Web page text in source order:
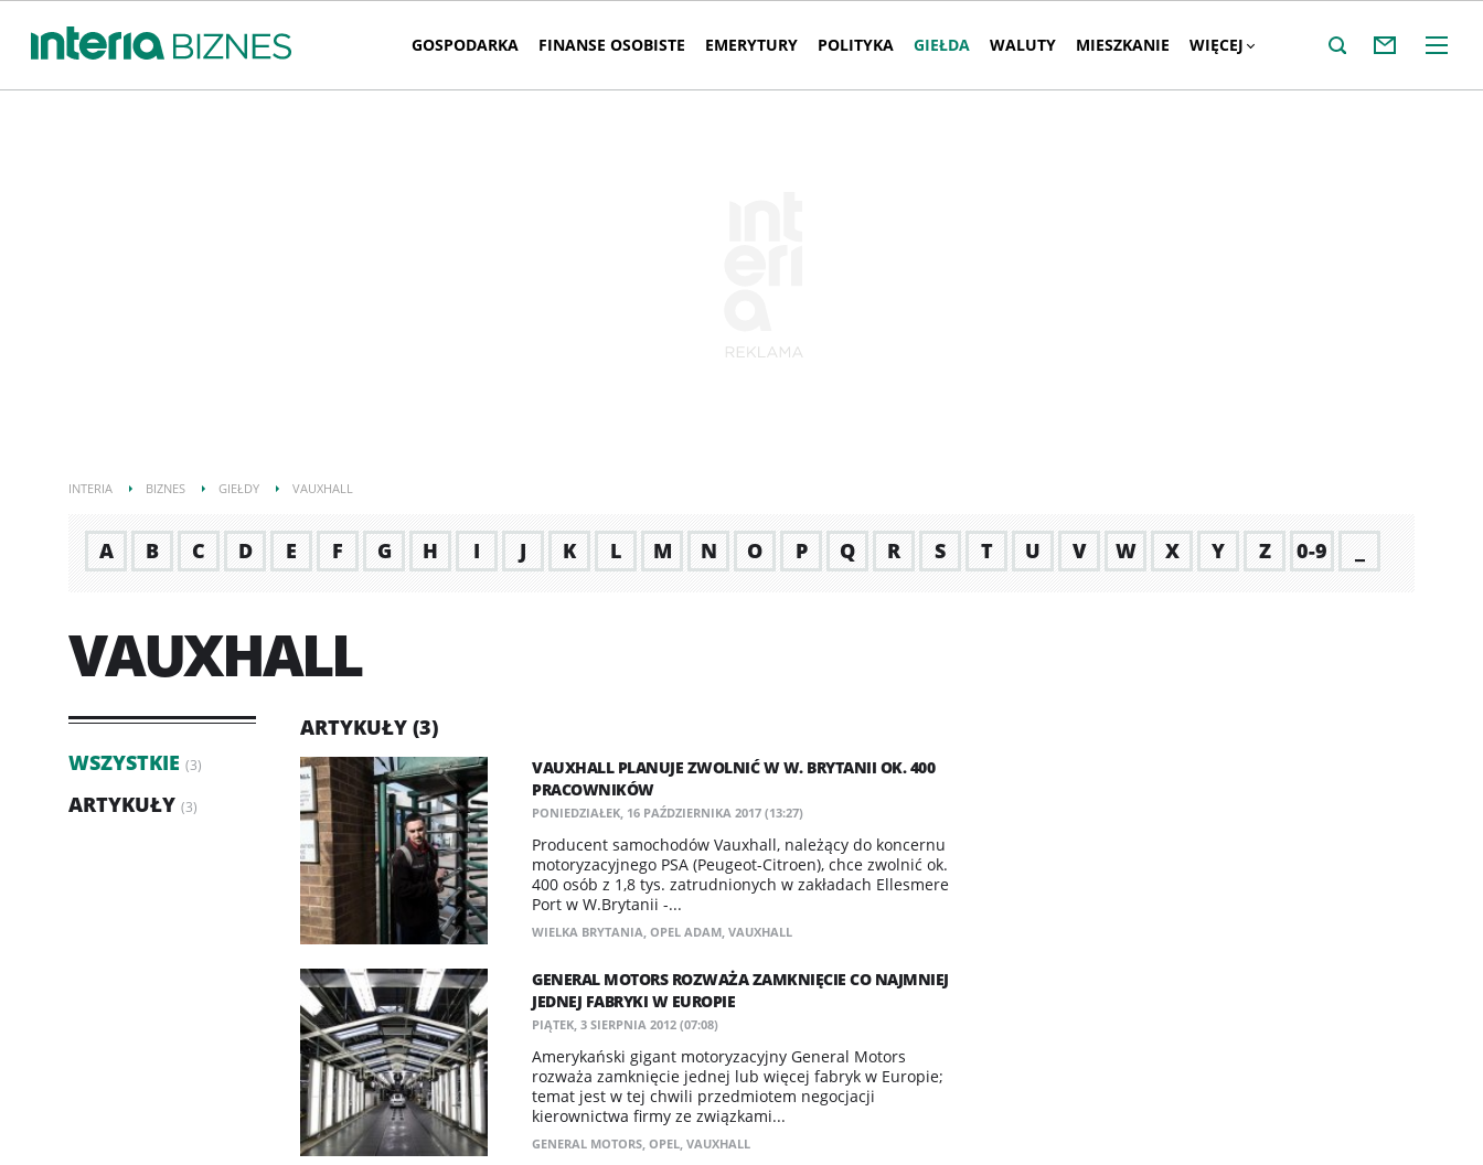
GOSPODARKA FINANSE OSOBISTE EMERYTURY POLITYKA GIEŁDA WALUTY MIESZKANIE WIĘCEJ
INTERIA BIZNES GIEŁDY VAUXHALL
A B C D E F G H I J K L M N O P Q R S T U V W X Y Z 0-9
VAUXHALL
WSZYSTKIE (3)
ARTYKUŁY (3)
ARTYKUŁY (3)
VAUXHALL PLANUJE ZWOLNIĆ W W. BRYTANII OK. 400
PRACOWNIKÓW
PONIEDZIAŁEK, 16 PAŹDZIERNIKA 2017 (13:27)
Producent samochodów Vauxhall, należący do koncernu
motoryzacyjnego PSA (Peugeot-Citroen), chce zwolnić ok.
400 osób z 1,8 tys. zatrudnionych w zakładach Ellesmere
Port w W.Brytanii -...
WIELKA BRYTANIA, OPEL ADAM, VAUXHALL
GENERAL MOTORS ROZWAŻA ZAMKNIĘCIE CO NAJMNIEJ
JEDNEJ FABRYKI W EUROPIE
PIĄTEK, 3 SIERPNIA 2012 (07:08)
Amerykański gigant motoryzacyjny General Motors
rozważa zamknięcie jednej lub więcej fabryk w Europie;
temat jest w tej chwili przedmiotem negocjacji
kierownictwa firmy ze związkami...
GENERAL MOTORS, OPEL, VAUXHALL